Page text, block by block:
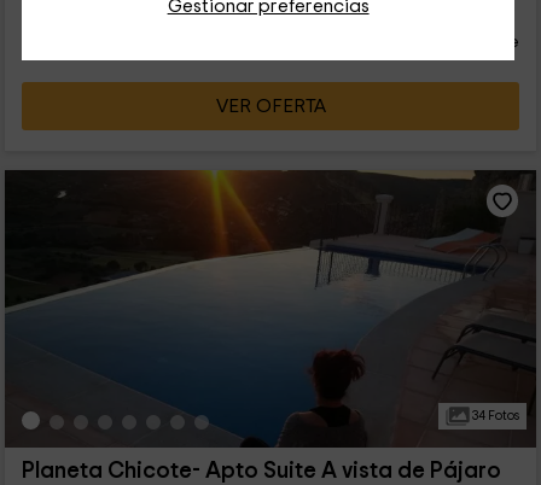
Gestionar preferencias
Reserva inmediata
persona y noche
VER OFERTA
34 Fotos
Planeta Chicote- Apto Suite A vista de Pájaro